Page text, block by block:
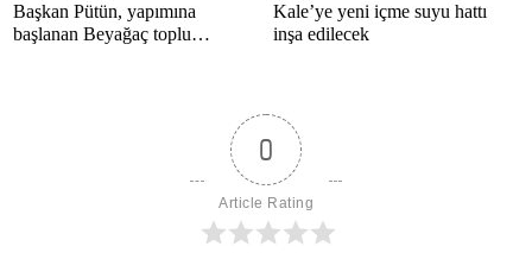
Başkan Pütün, yapımına
başlanan Beyağaç toplu
Kale’ye yeni içme suyu hattı
inşa edilecek
0
Article Rating